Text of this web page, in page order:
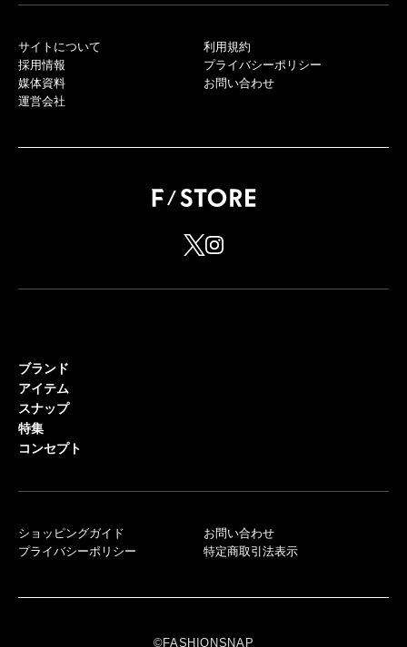
サイトについて
採用情報
媒体資料
運営会社
利用規約
プライバシーポリシー
お問い合わせ
ブランド
アイテム
スナップ
特集
コンセプト
ショッピングガイド
プライバシーポリシー
お問い合わせ
特定商取引法表示
©FASHIONSNAP